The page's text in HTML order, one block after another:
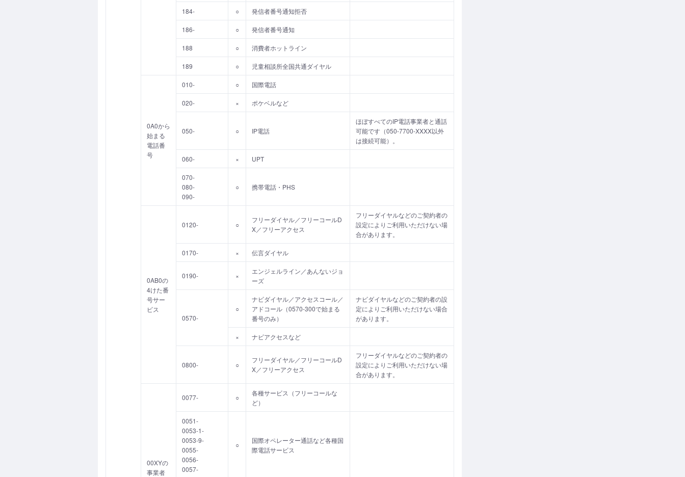
184- ○ 発信者番号通知拒否
186- ○ 発信者番号通知
188 ○ 消費者ホットライン
189 ○ 児童相談所全国共通ダイヤル
0A0から
始まる
電話番
号
010- ○ 国際電話
020- × ポケベルなど
050- ○ IP電話
ほぼすべてのIP電話事業者と通話
可能です（050-7700-XXXX以外
は接続可能）。
060- × UPT
070-
080-
090-
○ 携帯電話・PHS
0AB0の
4けた番
号サー
ビス
0120- ○
フリーダイヤル／フリーコールD
X／フリーアクセス
フリーダイヤルなどのご契約者の
設定によりご利用いただけない場
合があります。
0170- × 伝言ダイヤル
0190- ×
エンジェルライン／あんないジョ
ーズ
0570-
○
ナビダイヤル／アクセスコール／
アドコール（0570-300で始まる
番号のみ）
ナビダイヤルなどのご契約者の設
定によりご利用いただけない場合
があります。
× ナビアクセスなど
0800- ○
フリーダイヤル／フリーコールD
X／フリーアクセス
フリーダイヤルなどのご契約者の
設定によりご利用いただけない場
合があります。
00XYの
事業者
0077- ○
各種サービス（フリーコールな
ど）
0051-
0053-1-
0053-9-
0055-
0056-
0057-
○
国際オペレーター通話など各種国
際電話サービス